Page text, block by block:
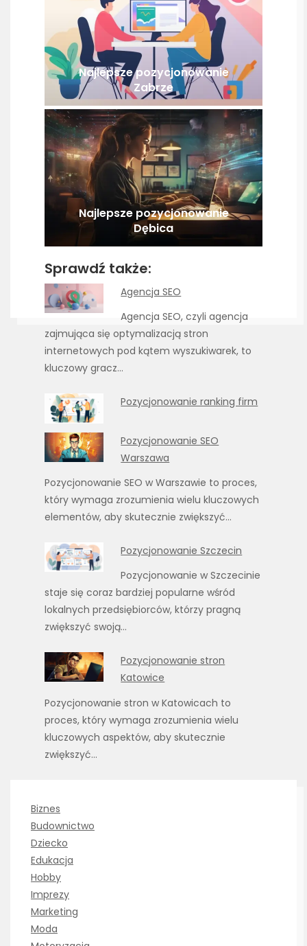
Najlepsze pozycjonowanie
Zabrze
Najlepsze pozycjonowanie
Dębica
Sprawdź także:
Agencja SEO
Agencja SEO, czyli agencja
zajmująca się optymalizacją stron
internetowych pod kątem wyszukiwarek, to
kluczowy gracz…
Pozycjonowanie ranking firm
Pozycjonowanie SEO
Warszawa
Pozycjonowanie SEO w Warszawie to proces,
który wymaga zrozumienia wielu kluczowych
elementów, aby skutecznie zwiększyć…
Pozycjonowanie Szczecin
Pozycjonowanie w Szczecinie
staje się coraz bardziej popularne wśród
lokalnych przedsiębiorców, którzy pragną
zwiększyć swoją…
Pozycjonowanie stron
Katowice
Pozycjonowanie stron w Katowicach to
proces, który wymaga zrozumienia wielu
kluczowych aspektów, aby skutecznie
zwiększyć…
Biznes
Budownictwo
Dziecko
Edukacja
Hobby
Imprezy
Marketing
Moda